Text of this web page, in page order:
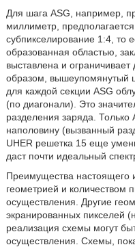
Для шага ASG, например,
миллиметр,
субпикселирование 1:4, то
образованная областью,
выставлена и
образом, вышеупомянутый
для каждой секции ASG
(по диагонали). Это
разделения заряда. Только
наполовину (вызванный
UHER решетка 15 еще
даст почти идеальный
Преимущества настоящего
геометрией и количеством
осуществления. Другие
экранированных пикселей
реализация схемы могут
осуществления. Схемы,